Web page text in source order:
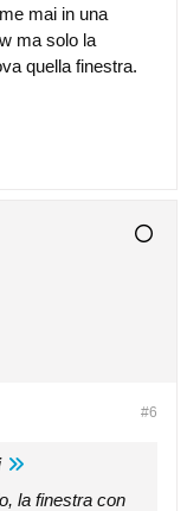
mai in una
ma solo la
quella finestra.
#6
la finestra con